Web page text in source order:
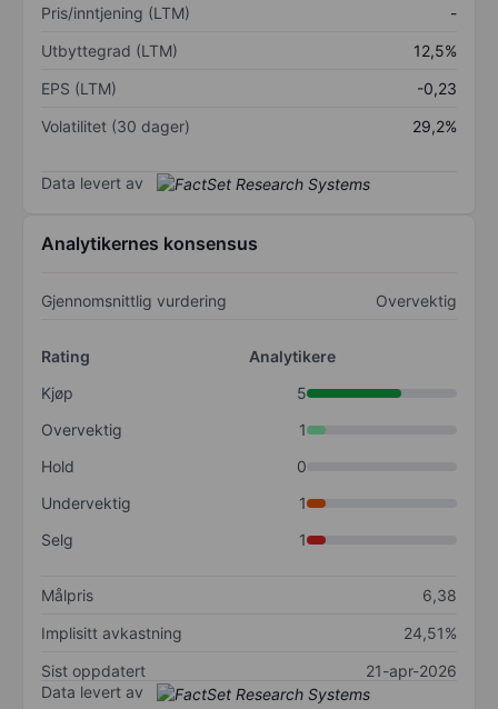
Pris/inntjening (LTM)
-
Utbyttegrad (LTM)
12,5%
EPS (LTM)
-0,23
Volatilitet (30 dager)
29,2%
Data levert av
Analytikernes konsensus
Gjennomsnittlig vurdering Overvektig
Rating
Analytikere
Kjøp
5
Overvektig
1
Hold
0
Undervektig
1
Selg
1
Målpris
6,38
Implisitt avkastning
24,51%
Sist oppdatert
21-apr-2026
Data levert av